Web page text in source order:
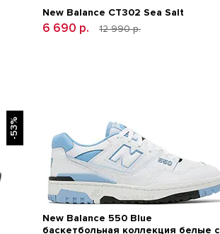
New Balance CT302 Sea Salt
6 690 р. 12 990 р.
-53%
New Balance 550 Blue
баскетбольная коллекция белые с